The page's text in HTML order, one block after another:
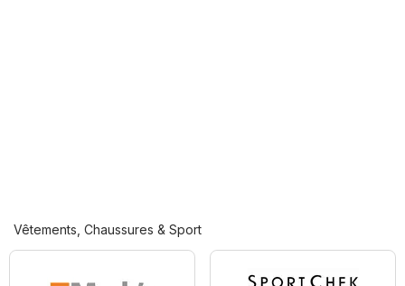
Vêtements, Chaussures & Sport